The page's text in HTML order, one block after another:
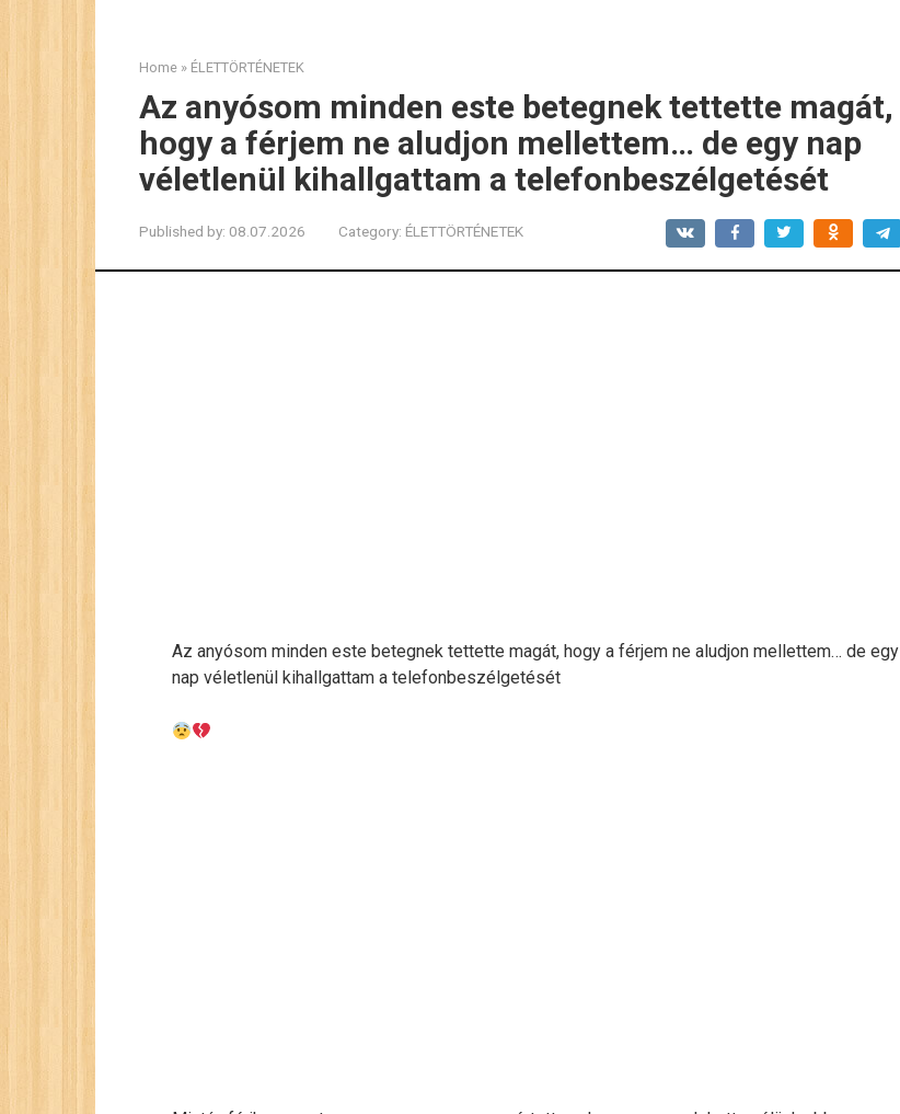
Home » ÉLETTÖRTÉNETEK
Az anyósom minden este betegnek tettette magát,
hogy a férjem ne aludjon mellettem… de egy nap
véletlenül kihallgattam a telefonbeszélgetését
Published by: 08.07.2026 Category: ÉLETTÖRTÉNETEK
Az anyósom minden este betegnek tettette magát, hogy a férjem ne aludjon mellettem… de egy
nap véletlenül kihallgattam a telefonbeszélgetését